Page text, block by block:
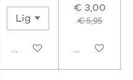
Uitverkocht
€ 3,00
€ 5,95
Uitverkocht